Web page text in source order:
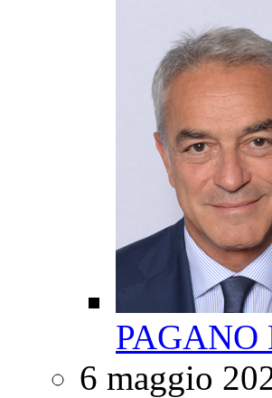
PAGANO
6 maggio